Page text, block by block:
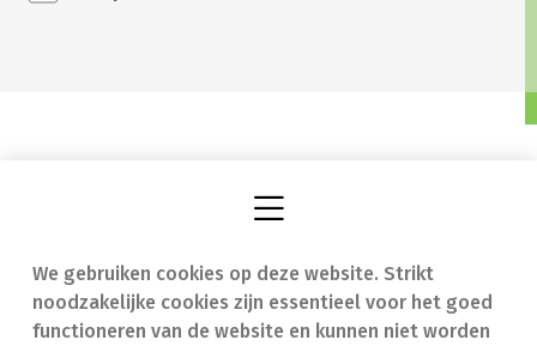
We gebruiken cookies op deze website. Strikt
noodzakelijke cookies zijn essentieel voor het goed
functioneren van de website en kunnen niet worden
Vind een apotheek
Onze expertise
In geval van nood
Contact